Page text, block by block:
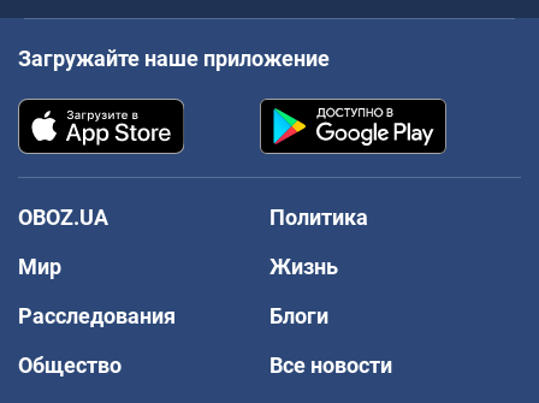
Загружайте наше приложение
OBOZ.UA
Политика
Мир
Жизнь
Расследования
Блоги
Общество
Все новости